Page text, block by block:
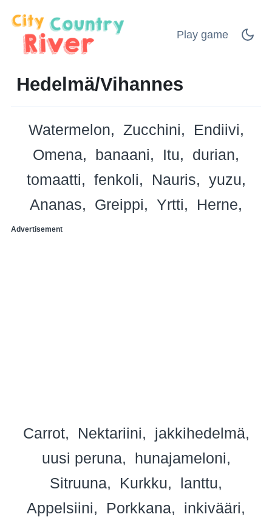
Play game
Hedelmä/Vihannes
Watermelon Zucchini
Endiivi
Omena
banaani Itu
durian
tomaatti
fenkoli Nauris
yuzu
Ananas
Greippi Yrtti Herne
Advertisement
Carrot Nektariini
jakkihedelmä
uusi peruna
hunajameloni
Sitruuna
Kurkku
lanttu
Appelsiini
Porkkana
inkivääri